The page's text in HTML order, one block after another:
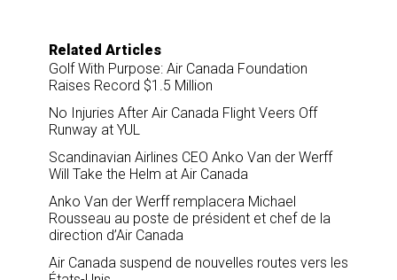
Related Articles
Golf With Purpose: Air Canada Foundation
Raises Record $1.5 Million
No Injuries After Air Canada Flight Veers Off
Runway at YUL
Scandinavian Airlines CEO Anko Van der Werff
Will Take the Helm at Air Canada
Anko Van der Werff remplacera Michael
Rousseau au poste de président et chef de la
direction d’Air Canada
Air Canada suspend de nouvelles routes vers les